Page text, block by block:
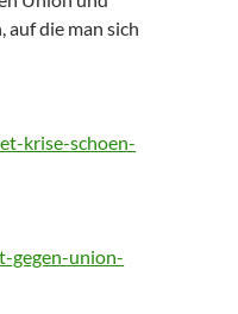
auf die man sich
krise-schoen-
gegen-union-